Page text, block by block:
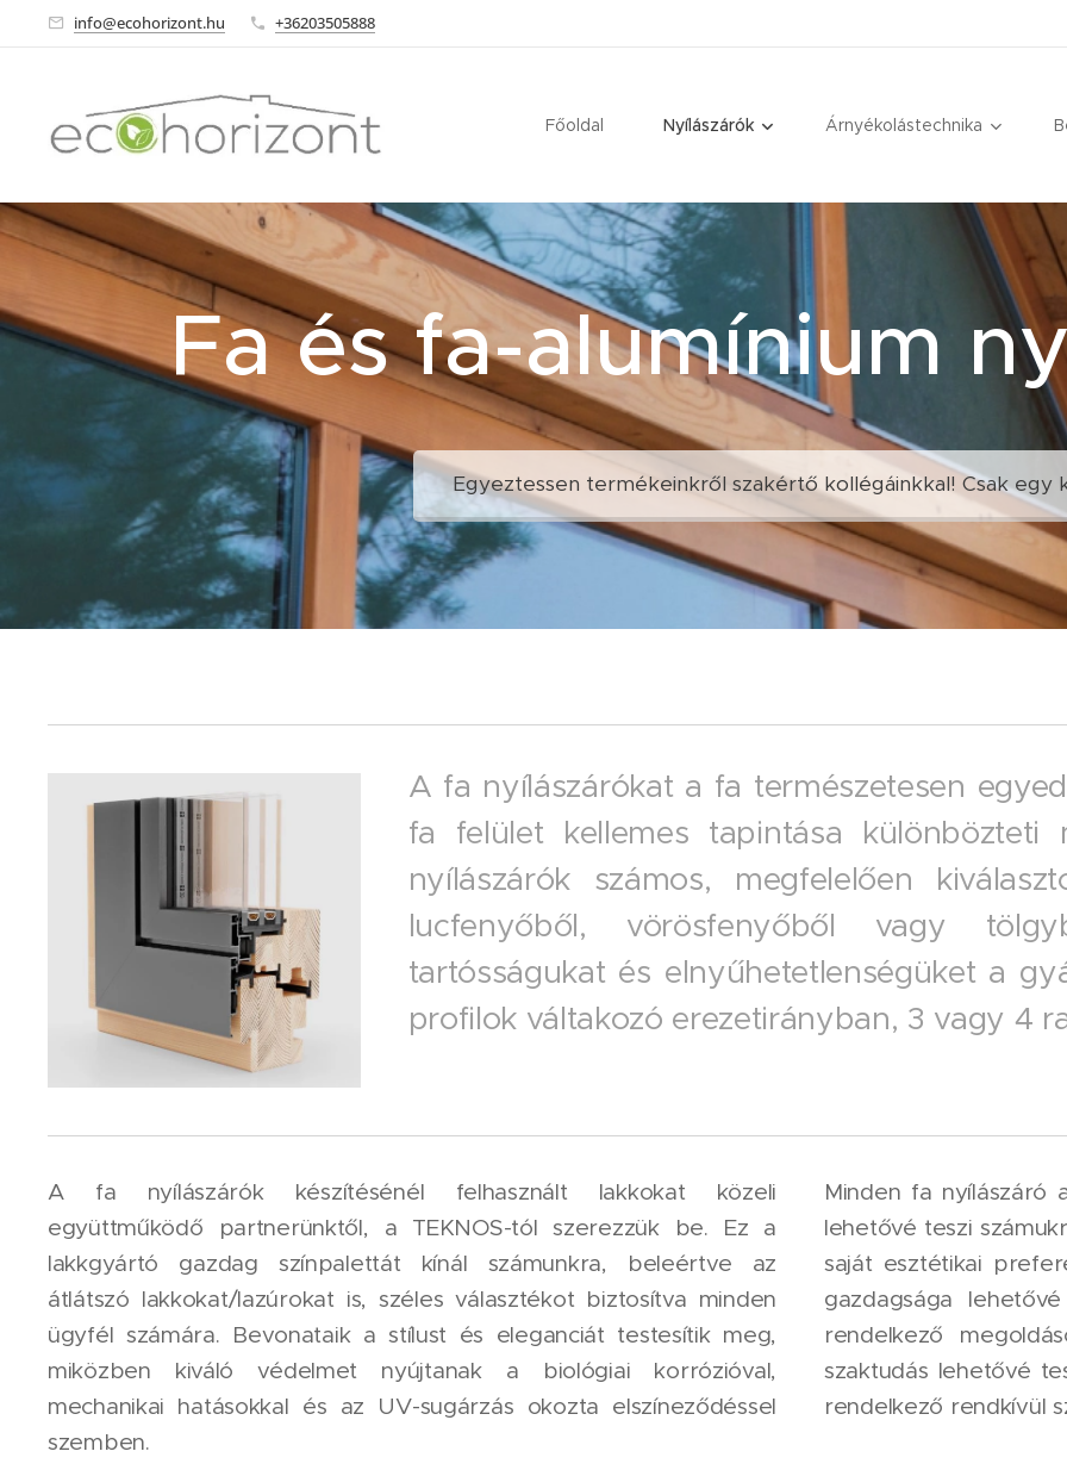
info@ecohorizont.hu +36203505888
Főoldal Nyílászárók Árnyékolástechnika
Fa és fa-alumínium
Egyeztessen termékeinkről szakértő kollégáinkkal! Csak egy
A fa nyílászárókat a fa természetesen
fa felület kellemes tapintása
nyílászárók számos, megfelelően
lucfenyőből, vörösfenyőből vagy
tartósságukat és elnyűhetetlenségüket a
profilok váltakozó erezetirányban, 3 vagy 4
A fa nyílászárók készítésénél felhasznált lakkokat közeli
együttműködő partnerünktől, a TEKNOS-tól szerezzük be. Ez a
lakkgyártó gazdag színpalettát kínál számunkra, beleértve az
átlátszó lakkokat/lazúrokat is, széles választékot biztosítva minden
ügyfél számára. Bevonataik a stílust és eleganciát testesítik meg,
miközben kiváló védelmet nyújtanak a biológiai korrózióval,
mechanikai hatásokkal és az UV-sugárzás okozta elszíneződéssel
szemben.
Minden fa nyílászáró
lehetővé teszi
saját esztétikai
gazdagsága
rendelkező
szaktudás lehetővé
rendelkező rendkívül